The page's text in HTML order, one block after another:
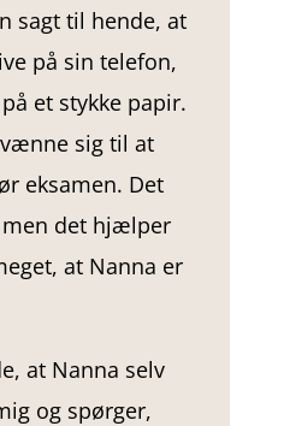
sagt til hende, at
på sin telefon,
et stykke papir.
sig til at
eksamen. Det
men det hjælper
at Nanna er
at Nanna selv
og spørger,